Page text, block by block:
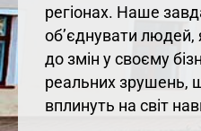
регіонах. Наше
об’єднувати людей,
до змін у своєму
реальних зрушень,
вплинуть на світ